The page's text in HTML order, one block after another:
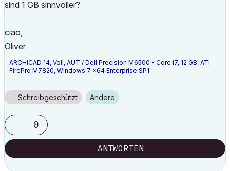
sind 1 GB sinnvoller?
ciao,
Oliver
ARCHICAD 14, Voll, AUT / Dell Precision M6500 - Core i7, 12 GB, ATI
FirePro M7820, Windows 7 x64 Enterprise SP1
Schreibgeschützt Andere
0
ANTWORTEN